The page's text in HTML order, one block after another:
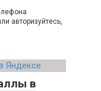
авторизуйтесь,
в